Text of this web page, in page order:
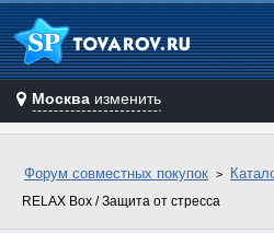
Москва изменить
Форум совместных покупок
RELAX Box / Защита от стресса